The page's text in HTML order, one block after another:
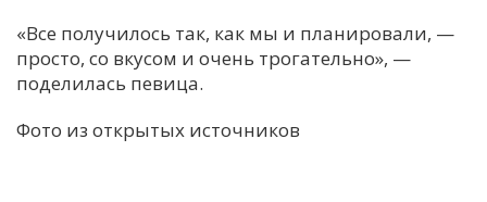
«Все получилось так, как мы и планировали, —
просто, со вкусом и очень трогательно», —
поделилась певица.
Фото из открытых источников